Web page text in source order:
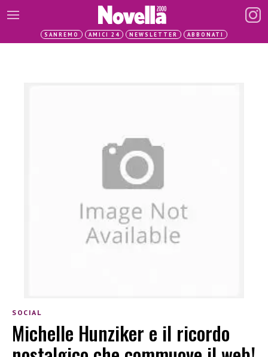
SANREMO AMICI 24 NEWSLETTER ABBONATI
SOCIAL
Michelle Hunziker e il ricordo